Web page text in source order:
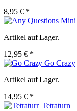
8,95 € *
Artikel auf Lager.
12,95 € *
Go Crazy
Artikel auf Lager.
14,95 € *
Tetraturn